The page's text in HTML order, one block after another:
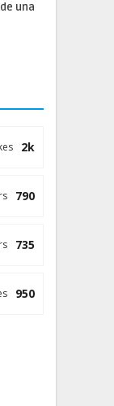
una
2k
790
735
950